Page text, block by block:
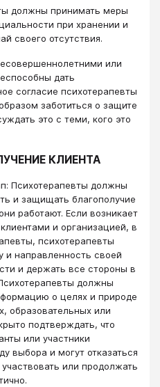
должны принимать меры
при хранении и
своего отсутствия.
или
дать
согласие психотерапевты
заботиться о защите
это с теми, кого это
КЛИЕНТА
Психотерапевты должны
и защищать благополучие
работают. Если возникает
и организацией, в
психотерапевты
и направленность своей
и держать все стороны в
должны
о целях и природе
образовательных или
подтверждать, что
или участники
выбора и могут отказаться
или продолжать